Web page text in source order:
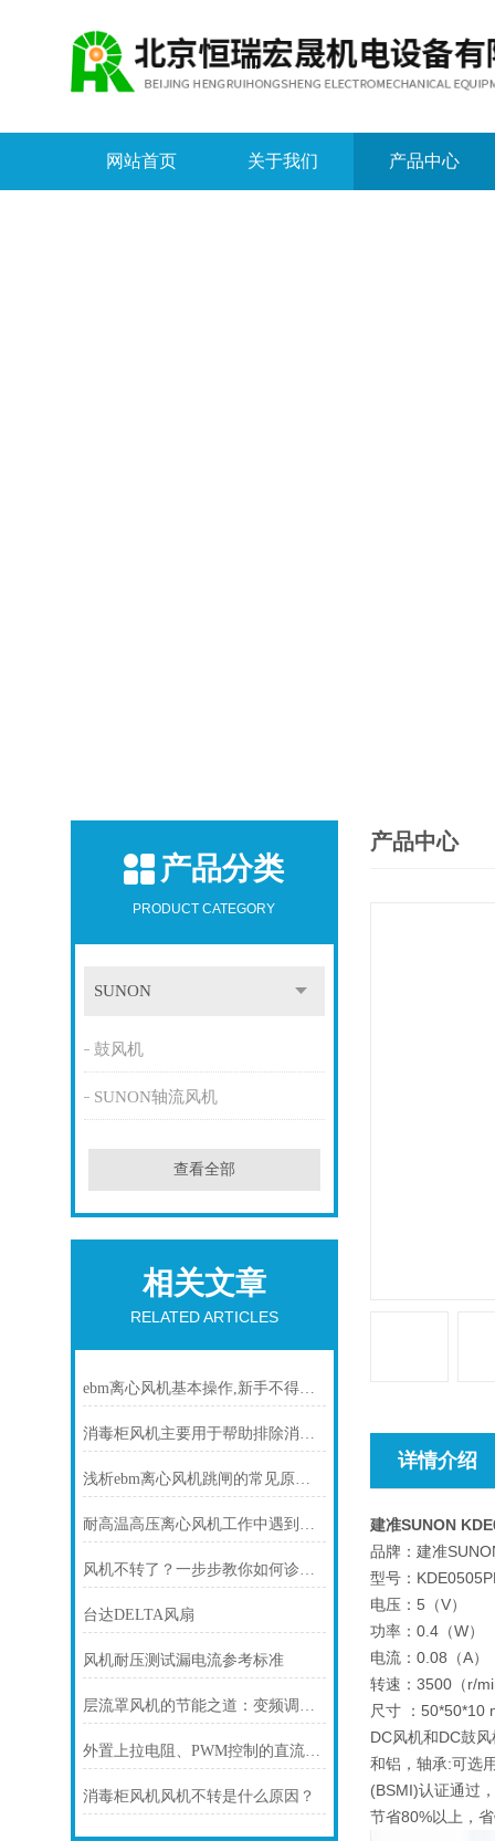
网站首页 关于我们 产品中心
产品分类
PRODUCT CATEGORY
SUNON
鼓风机
SUNON轴流风机
查看全部
相关文章
RELATED ARTICLES
ebm离心风机基本操作,新手不得不看
消毒柜风机主要用于帮助排除消毒柜内的湿气和异味
浅析ebm离心风机跳闸的常见原因及处理方法
耐高温高压离心风机工作中遇到漏油的情况时，应该怎么办?
风机不转了？一步步教你如何诊断故障
台达DELTA风扇
风机耐压测试漏电流参考标准
层流罩风机的节能之道：变频调速技术解析
外置上拉电阻、PWM控制的直流风机接线方式
消毒柜风机风机不转是什么原因？
产品中心
详情介绍
建准SUNON
品牌：建准
型号：
电压：5（V）
功率：0.4（W）
电流：0.08（A）
转速：3500（r/
尺寸 ：50*50*10
DC风机和DC鼓
和铝，轴承:可选
(BSMI)认证通过
节省80%以上，